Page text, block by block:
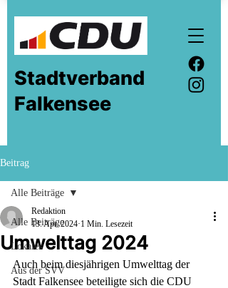
Stadtverband
Falkensee
Beitrag
Alle Beiträge
Lokales
Aus der SVV
Alle Beiträge
Umwelttag 2024
Redaktion
13. Apr. 2024 1 Min. Lesezeit
Auch beim diesjährigen Umwelttag der
Stadt Falkensee beteiligte sich die CDU